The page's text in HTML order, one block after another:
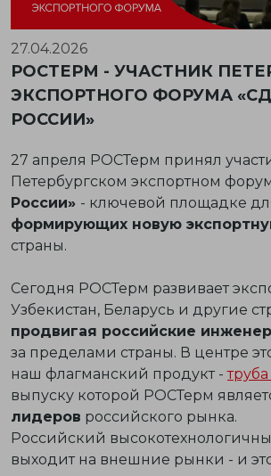
27.04.2026
РОСТЕРМ - УЧАСТНИК
ЭКСПОРТНОГО ФОРУМА
РОССИИ»
27 апреля РОСТерм принял
Петербургском экспортном
России» - ключевой площадке
формирующих новую
страны.
Сегодня РОСТерм развивает
Узбекистан, Беларусь и другие
продвигая российские
за пределами страны. В центре
наш флагманский продукт -
выпуску которой РОСТерм
лидеров российского рынка.
Российский
выходит на внешние рынки - и